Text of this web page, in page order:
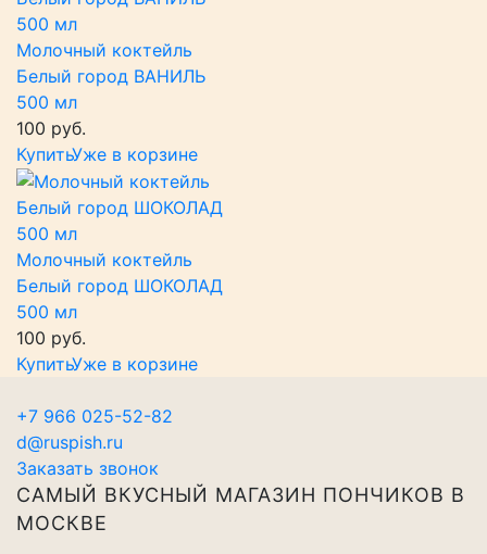
Молочный коктейль
Белый город ВАНИЛЬ
500 мл
100 руб.
КупитьУже в корзине
Молочный коктейль
Белый город ШОКОЛАД
500 мл
100 руб.
КупитьУже в корзине
+7 966 025-52-82
d@ruspish.ru
Заказать звонок
САМЫЙ ВКУСНЫЙ МАГАЗИН ПОНЧИКОВ В
МОСКВЕ